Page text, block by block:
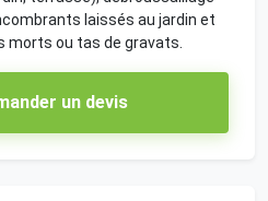
laissés au jardin et
morts ou tas de gravats.
un devis